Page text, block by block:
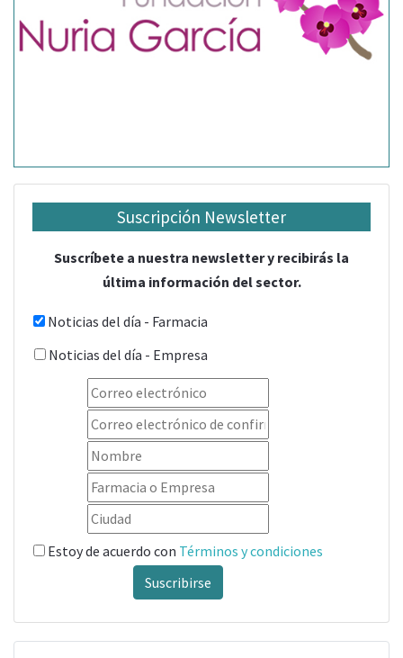
Suscripción Newsletter
Suscríbete a nuestra newsletter y recibirás la
última información del sector.
Noticias del día - Farmacia
Noticias del día - Empresa
Estoy de acuerdo con Términos y condiciones
Suscribirse